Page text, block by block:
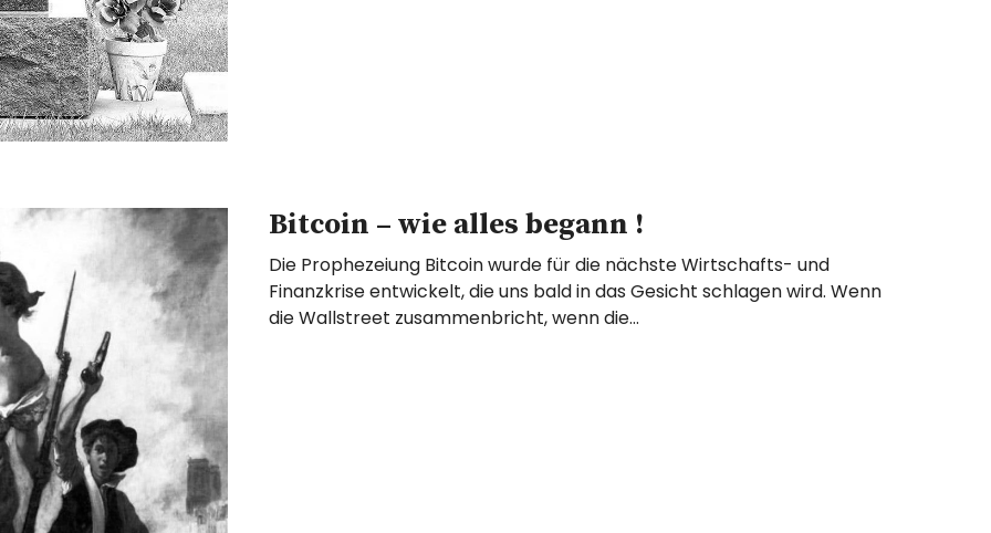
Bitcoin – wie alles begann !
Die Prophezeiung Bitcoin wurde für die nächste Wirtschafts- und
Finanzkrise entwickelt, die uns bald in das Gesicht schlagen wird. Wenn
die Wallstreet zusammenbricht, wenn die…